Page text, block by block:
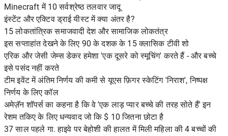
Minecraft में 10 सर्वश्रेष्ठ तलवार जादू
इंस्टेंट और एक्टिव ड्राई यीस्ट में क्या अंतर है?
15 लोकतांत्रिक समाजवादी देश और सामाजिक लोकतंत्र
इस सप्ताहांत देखने के लिए 90 के दशक के 15 क्लासिक टीवी शो
एरिक और जेसी जेम्स डेकर हमेशा 'एक दूसरे को स्मूचिंग' करते हैं - और बच्चे
इसे पसंद नहीं करते
टीम इवेंट में अंतिम निर्णय की कमी से यूएस फ़िगर स्केटिंग 'निराश', निष्पक्ष
निर्णय के लिए कॉल
अमेज़ॅन शॉपर्स का कहना है कि वे 'एक लाड़ प्यार बच्चे की तरह सोते हैं' इन
रेशम तकिए के लिए धन्यवाद जो कि $ 10 जितना छोटा है
37 साल पहले गा. हाइवे पर बेहोशी की हालत में मिली महिला की 4 बच्चों की